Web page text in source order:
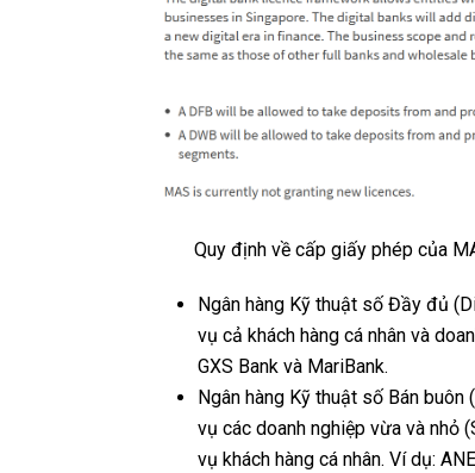
Quy định về cấp giấy phép của
Ngân hàng Kỹ thuật số Đầy đủ
vụ cả khách hàng cá nhân và
GXS Bank và MariBank.
Ngân hàng Kỹ thuật số Bán
vụ các doanh nghiệp vừa và nhỏ
vụ khách hàng cá nhân. Ví dụ: